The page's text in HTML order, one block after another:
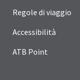
Regole di viaggio
Accessibilità
ATB Point